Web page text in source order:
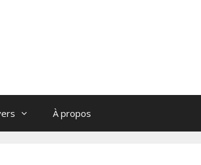
À propos